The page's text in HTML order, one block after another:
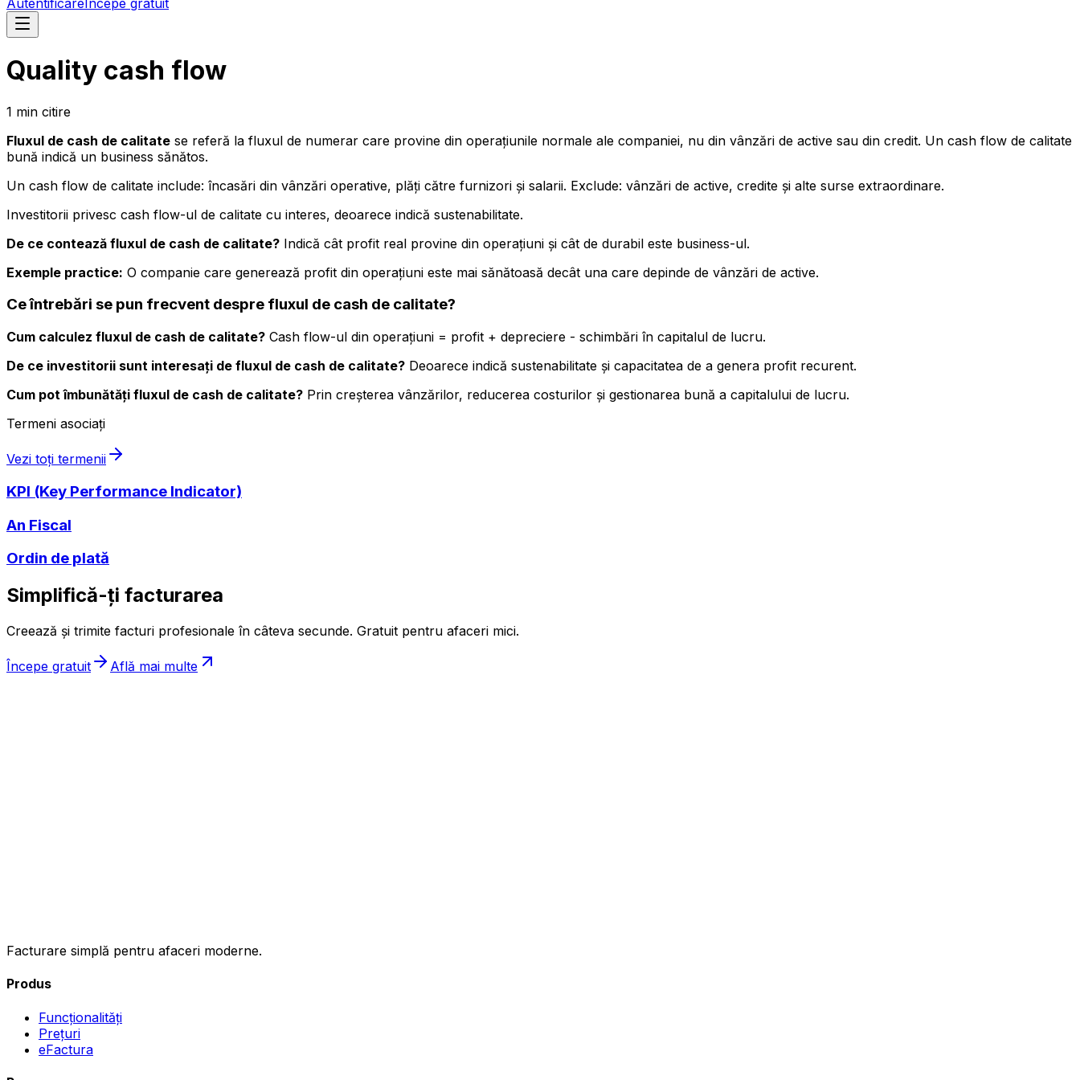
Quality cash flow
1 min citire
Fluxul de cash de calitate se referă la fluxul de numerar care provine din operațiunile normale ale companiei, nu din vânzări de active sau din credit. Un cash flow de calitate
bună indică un business sănătos.
Un cash flow de calitate include: încasări din vânzări operative, plăți către furnizori și salarii. Exclude: vânzări de active, credite și alte surse extraordinare.
Investitorii privesc cash flow-ul de calitate cu interes, deoarece indică sustenabilitate.
De ce contează fluxul de cash de calitate? Indică cât profit real provine din operațiuni și cât de durabil este business-ul.
Exemple practice: O companie care generează profit din operațiuni este mai sănătoasă decât una care depinde de vânzări de active.
Ce întrebări se pun frecvent despre fluxul de cash de calitate?
Cum calculez fluxul de cash de calitate? Cash flow-ul din operațiuni = profit + depreciere - schimbări în capitalul de lucru.
De ce investitorii sunt interesați de fluxul de cash de calitate? Deoarece indică sustenabilitate și capacitatea de a genera profit recurent.
Cum pot îmbunătăți fluxul de cash de calitate? Prin creșterea vânzărilor, reducerea costurilor și gestionarea bună a capitalului de lucru.
Termeni asociați
Vezi toți termenii
KPI (Key Performance Indicator)
An Fiscal
Ordin de plată
Simplifică-ți facturarea
Creează și trimite facturi profesionale în câteva secunde. Gratuit pentru afaceri mici.
Începe gratuit Află mai multe
Facturare simplă pentru afaceri moderne.
Produs
Funcționalități
Prețuri
eFactura